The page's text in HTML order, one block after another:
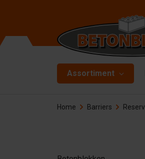
Assortiment
Betonblokken
Formliners
Home Barriers